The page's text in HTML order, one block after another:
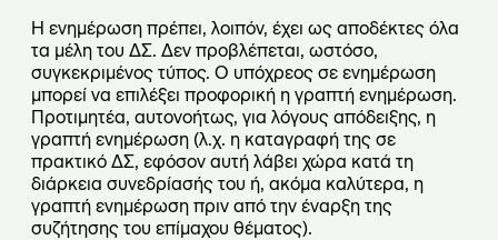
Η ενημέρωση πρέπει, λοιπόν, έχει ως αποδέκτες όλα
τα μέλη του ΔΣ. Δεν προβλέπεται, ωστόσο,
συγκεκριμένος τύπος. Ο υπόχρεος σε ενημέρωση
μπορεί να επιλέξει προφορική η γραπτή ενημέρωση.
Προτιμητέα, αυτονοήτως, για λόγους απόδειξης, η
γραπτή ενημέρωση (λ.χ. η καταγραφή της σε
πρακτικό ΔΣ, εφόσον αυτή λάβει χώρα κατά τη
διάρκεια συνεδρίασής του ή, ακόμα καλύτερα, η
γραπτή ενημέρωση πριν από την έναρξη της
συζήτησης του επίμαχου θέματος).